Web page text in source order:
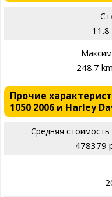
248.7
Прочие
1050 2006 и Harley
Средняя
478379